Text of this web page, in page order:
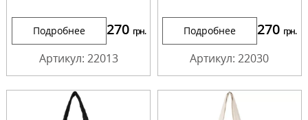
Подробнее 270 грн.
Артикул: 22013
Подробнее 270 грн.
Артикул: 22030